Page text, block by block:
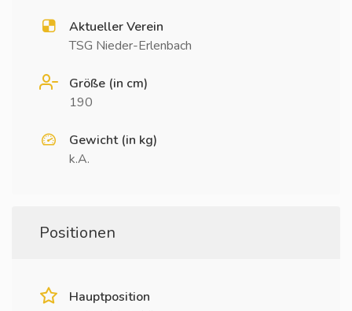
Aktueller Verein
TSG Nieder-Erlenbach
Größe (in cm)
190
Gewicht (in kg)
k.A.
Positionen
Hauptposition